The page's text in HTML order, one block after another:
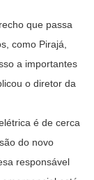
que passa
como Pirajá,
a importantes
o diretor da
é de cerca
do novo
responsável